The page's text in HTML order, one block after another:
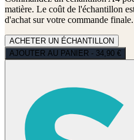
matière. Le coût de l'échantillon
d'achat sur votre commande finale.
ACHETER UN ÉCHANTILLON
AJOUTER AU PANIER - 34,90 €